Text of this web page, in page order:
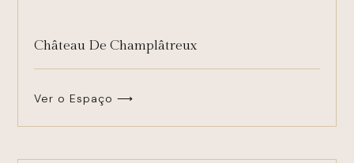
Château De Champlâtreux
Ver o Espaço ⟶